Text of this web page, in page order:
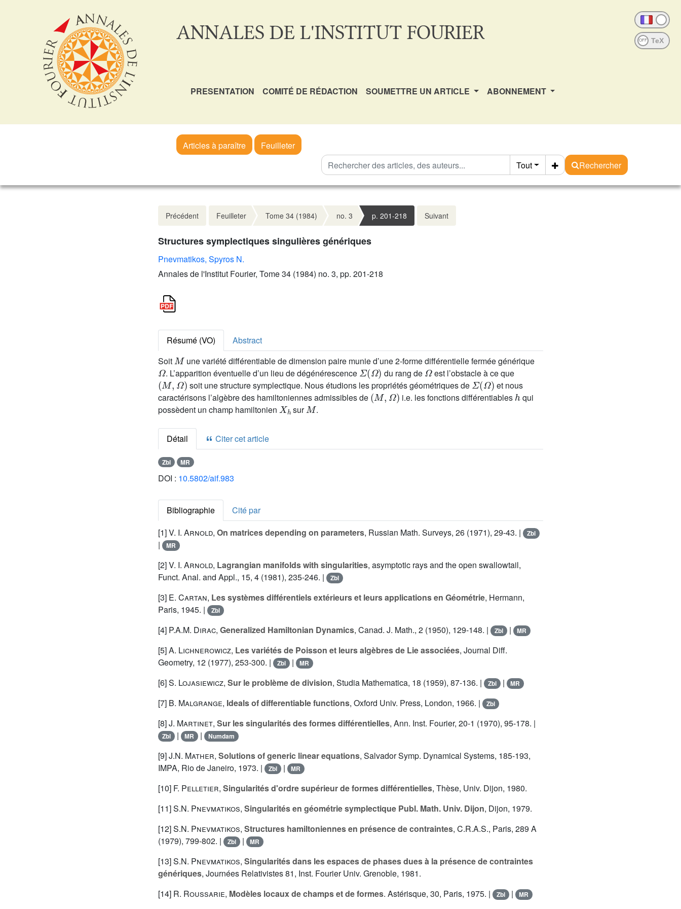
ANNALES DE L'INSTITUT FOURIER OFF
PRESENTATION COMITÉ DE RÉDACTION SOUMETTRE UN ARTICLE ABONNEMENT
Articles à paraître
Feuilleter
Tout
Rechercher
Précédent Feuilleter Tome 34 (1984) no. 3 p. 201-218 Suivant
Structures symplectiques singulières génériques
Pnevmatikos, Spyros N.
Annales de l'Institut Fourier, Tome 34 (1984) no. 3, pp. 201-218
Résumé (VO)
Abstract
Soit
une variété différentiable de dimension paire munie d’une 2-forme différentielle fermée générique
Ω
. L’apparition éventuelle d’un lieu de dégénérescence
Σ(Ω)
du rang de
Ω
est l’obstacle à ce que
(M ,Ω)
soit une structure symplectique. Nous étudions les propriétés géométriques de
Σ(Ω)
et nous
caractérisons l’algèbre des hamiltoniennes admissibles de
(M,Ω)
i.e. les fonctions différentiables
h
qui
possèdent un champ hamiltonien
Xh
sur
M
.
Détail Citer cet article
Zbl MR
DOI : 10.5802/aif.983
Bibliographie
Cité par
[1]V. I. Arnold, On matrices depending on parameters, Russian Math. Surveys, 26 (1971), 29-43. | Zbl
| MR
[2]V. I. Arnold, Lagrangian manifolds with singularities, asymptotic rays and the open swallowtail,
Funct. Anal. and Appl., 15, 4 (1981), 235-246. |
Zbl
[3] E. Cartan, Les systèmes différentiels extérieurs et leurs applications en Géométrie, Hermann,
Paris, 1945. |
Zbl
[4] P.A.M. Dirac, Generalized Hamiltonian Dynamics, Canad. J. Math., 2 (1950), 129-148. | Zbl | MR
[5]A. Lichnerowicz, Les variétés de Poisson et leurs algèbres de Lie associées, Journal Diff.
Geometry, 12 (1977), 253-300. |
Zbl | MR
[6]S. Lojasiewicz, Sur le problème de division, Studia Mathematica, 18 (1959), 87-136. | Zbl | MR
[7] B. Malgrange, Ideals of differentiable functions, Oxford Univ. Press, London, 1966. | Zbl
[8]J. Martinet, Sur les singularités des formes différentielles, Ann. Inst. Fourier, 20-1 (1970), 95-178. |
Zbl | MR | Numdam
[9]J.N. Mather, Solutions of generic linear equations, Salvador Symp. Dynamical Systems, 185-193,
IMPA, Rio de Janeiro, 1973. |
Zbl | MR
[10] F. Pelletier, Singularités d'ordre supérieur de formes différentielles, Thèse, Univ. Dijon, 1980.
[11]S.N. Pnevmatikos, Singularités en géométrie symplectique Publ. Math. Univ. Dijon, Dijon, 1979.
[12]S.N. Pnevmatikos, Structures hamiltoniennes en présence de contraintes, C.R.A.S., Paris, 289 A
(1979), 799-802. |
Zbl | MR
[13]S.N. Pnevmatikos, Singularités dans les espaces de phases dues à la présence de contraintes
génériques, Journées Relativistes 81, Inst. Fourier Univ. Grenoble, 1981.
[14] R. Roussarie, Modèles locaux de champs et de formes. Astérisque, 30, Paris, 1975. | Zbl | MR